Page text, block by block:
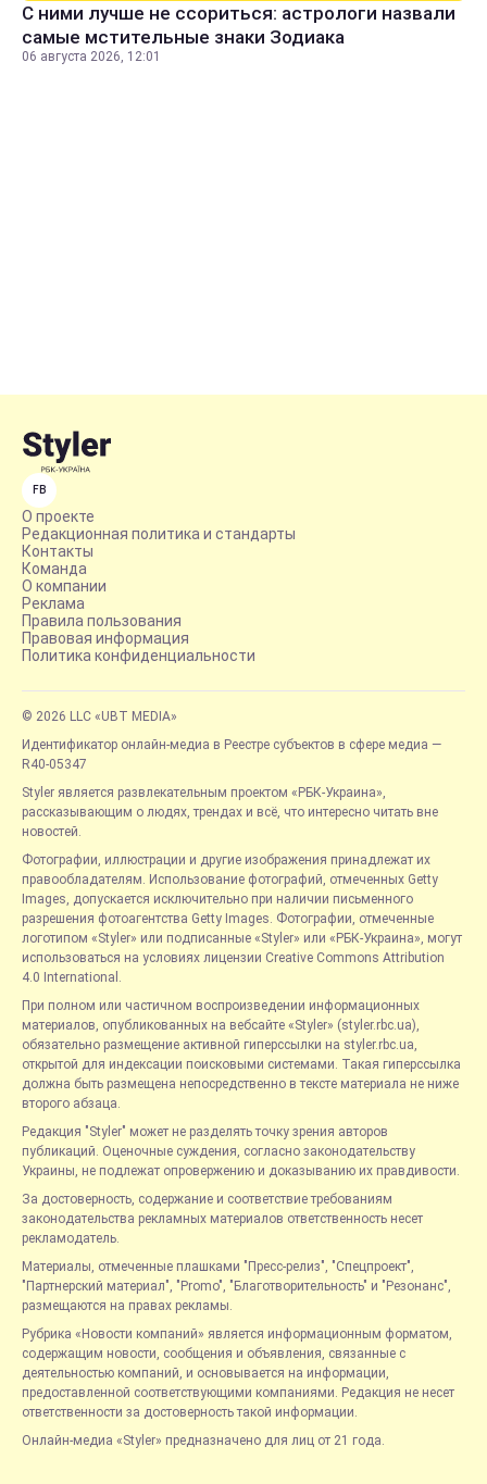
С ними лучше не ссориться: астрологи назвали
самые мстительные знаки Зодиака
06 августа 2026, 12:01
FB
О проекте
Редакционная политика и стандарты
Контакты
Команда
О компании
Реклама
Правила пользования
Правовая информация
Политика конфиденциальности
© 2026 LLC «UBT MEDIA»
Идентификатор онлайн-медиа в Реестре субъектов в сфере медиа —
R40-05347
Styler является развлекательным проектом «РБК-Украина»,
рассказывающим о людях, трендах и всё, что интересно читать вне
новостей.
Фотографии, иллюстрации и другие изображения принадлежат их
правообладателям. Использование фотографий, отмеченных Getty
Images, допускается исключительно при наличии письменного
разрешения фотоагентства Getty Images. Фотографии, отмеченные
логотипом «Styler» или подписанные «Styler» или «РБК-Украина», могут
использоваться на условиях лицензии Creative Commons Attribution
4.0 International.
При полном или частичном воспроизведении информационных
материалов, опубликованных на вебсайте «Styler» (styler.rbc.ua),
обязательно размещение активной гиперссылки на styler.rbc.ua,
открытой для индексации поисковыми системами. Такая гиперссылка
должна быть размещена непосредственно в тексте материала не ниже
второго абзаца.
Редакция "Styler" может не разделять точку зрения авторов
публикаций. Оценочные суждения, согласно законодательству
Украины, не подлежат опровержению и доказыванию их правдивости.
За достоверность, содержание и соответствие требованиям
законодательства рекламных материалов ответственность несет
рекламодатель.
Материалы, отмеченные плашками "Пресс-релиз", "Спецпроект",
"Партнерский материал", "Promo", "Благотворительность" и "Резонанс",
размещаются на правах рекламы.
Рубрика «Новости компаний» является информационным форматом,
содержащим новости, сообщения и объявления, связанные с
деятельностью компаний, и основывается на информации,
предоставленной соответствующими компаниями. Редакция не несет
ответственности за достоверность такой информации.
Онлайн-медиа «Styler» предназначено для лиц от 21 года.